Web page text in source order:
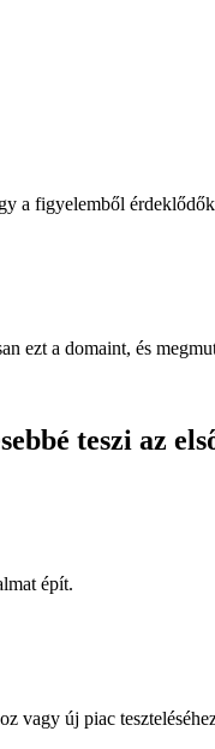
a figyelemből
ezt a domaint, és
teszi az
épít.
vagy új piac